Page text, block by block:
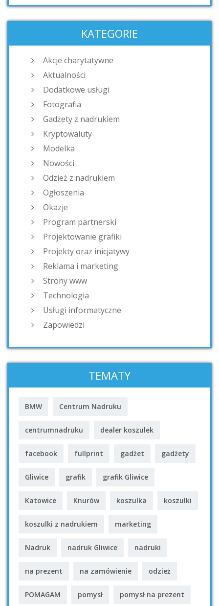
KATEGORIE
Akcje charytatywne
Aktualności
Dodatkowe usługi
Fotografia
Gadżety z nadrukiem
Kryptowaluty
Modelka
Nowości
Odzież z nadrukiem
Ogłoszenia
Okazje
Program partnerski
Projektowanie grafiki
Projekty oraz inicjatywy
Reklama i marketing
Strony www
Technologia
Usługi informatyczne
Zapowiedzi
TEMATY
BMW Centrum Nadruku
centrumnadruku dealer koszulek
facebook fullprint gadżet gadżety
Gliwice grafik grafik Gliwice
Katowice Knurów koszulka koszulki
koszulki z nadrukiem marketing
Nadruk nadruk Gliwice nadruki
na prezent na zamówienie odzież
POMAGAM pomysł pomysł na prezent